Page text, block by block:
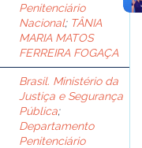
Penitenciário
Nacional; TÂNIA
MARIA MATOS
FERREIRA FOGAÇA
Brasil. Ministério da
Justiça e Segurança
Pública;
Departamento
Penitenciário